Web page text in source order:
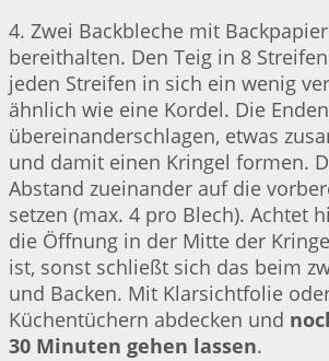
4. Zwei Backbleche mit
bereithalten. Den Teig in 8
jeden Streifen in sich ein wenig
ähnlich wie eine Kordel. Die
übereinanderschlagen, etwas
und damit einen Kringel formen.
Abstand zueinander auf die
setzen (max. 4 pro Blech). Achtet
die Öffnung in der Mitte der
ist, sonst schließt sich das beim
und Backen. Mit Klarsichtfolie
Küchentüchern abdecken und
30 Minuten gehen lassen.